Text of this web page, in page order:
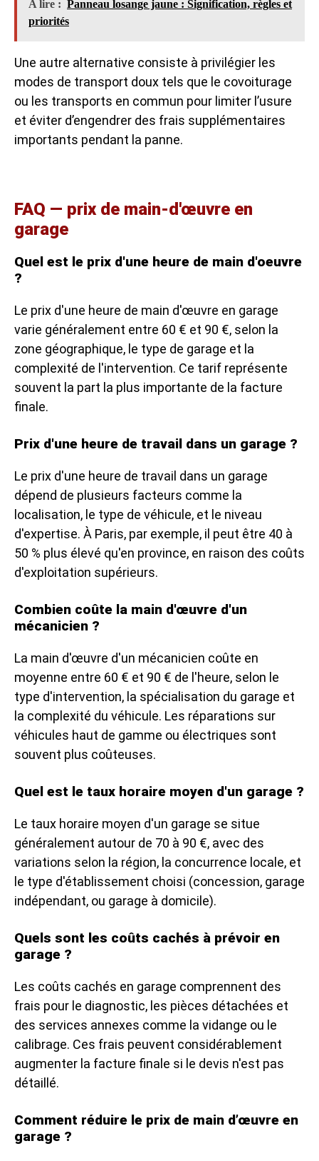
A lire : Panneau losange jaune : Signification, règles et
priorités
Une autre alternative consiste à privilégier les
modes de transport doux tels que le covoiturage
ou les transports en commun pour limiter l’usure
et éviter d’engendrer des frais supplémentaires
importants pendant la panne.
FAQ — prix de main-d'œuvre en
garage
Quel est le prix d'une heure de main d'oeuvre
?
Le prix d'une heure de main d'œuvre en garage
varie généralement entre 60 € et 90 €, selon la
zone géographique, le type de garage et la
complexité de l'intervention. Ce tarif représente
souvent la part la plus importante de la facture
finale.
Prix d'une heure de travail dans un garage ?
Le prix d'une heure de travail dans un garage
dépend de plusieurs facteurs comme la
localisation, le type de véhicule, et le niveau
d'expertise. À Paris, par exemple, il peut être 40 à
50 % plus élevé qu'en province, en raison des coûts
d'exploitation supérieurs.
Combien coûte la main d'œuvre d'un
mécanicien ?
La main d'œuvre d'un mécanicien coûte en
moyenne entre 60 € et 90 € de l'heure, selon le
type d'intervention, la spécialisation du garage et
la complexité du véhicule. Les réparations sur
véhicules haut de gamme ou électriques sont
souvent plus coûteuses.
Quel est le taux horaire moyen d'un garage ?
Le taux horaire moyen d'un garage se situe
généralement autour de 70 à 90 €, avec des
variations selon la région, la concurrence locale, et
le type d'établissement choisi (concession, garage
indépendant, ou garage à domicile).
Quels sont les coûts cachés à prévoir en
garage ?
Les coûts cachés en garage comprennent des
frais pour le diagnostic, les pièces détachées et
des services annexes comme la vidange ou le
calibrage. Ces frais peuvent considérablement
augmenter la facture finale si le devis n'est pas
détaillé.
Comment réduire le prix de main d’œuvre en
garage ?